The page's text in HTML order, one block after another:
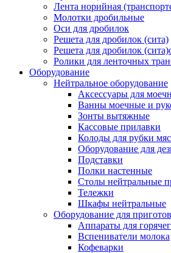
Лента норийная
Молотки дробильные
Оси для дробилок
Решета для дробилок (сита)
Решета для дробилок
Ролики для ленточных
Оборудование
Нейтральное оборудование
Аксессуары для
Ванны моечные и
Зонты вытяжные
Кассовые прилавки
Колоды для рубки
Оборудование для
Подставки
Полки настенные
Столы нейтральные
Тележки
Шкафы нейтральные
Оборудование для
Аппараты для
Вспениватели молока
Кофеварки